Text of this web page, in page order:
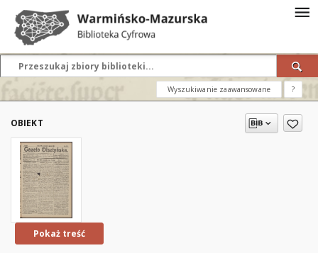
Wyszukiwanie zaawansowane ?
OBIEKT
Pokaż treść